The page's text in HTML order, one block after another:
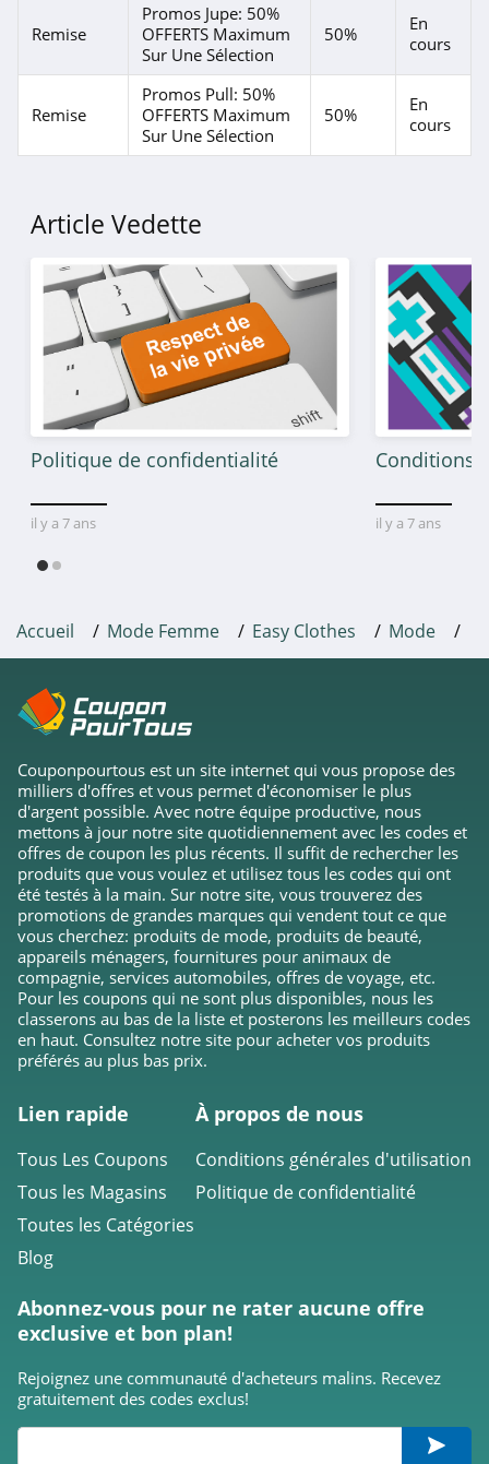
Remise
Promos Jupe: 50%
OFFERTS Maximum
Sur Une Sélection
50%
En
cours
Remise
Promos Pull: 50%
OFFERTS Maximum
Sur Une Sélection
50%
En
cours
Article Vedette
Politique de confidentialité
il y a 7 ans
Conditions
il y a 7 ans
Accueil Mode Femme Easy Clothes Mode
Couponpourtous est un site internet qui vous propose des
milliers d'offres et vous permet d'économiser le plus
d'argent possible. Avec notre équipe productive, nous
mettons à jour notre site quotidiennement avec les codes et
offres de coupon les plus récents. Il suffit de rechercher les
produits que vous voulez et utilisez tous les codes qui ont
été testés à la main. Sur notre site, vous trouverez des
promotions de grandes marques qui vendent tout ce que
vous cherchez: produits de mode, produits de beauté,
appareils ménagers, fournitures pour animaux de
compagnie, services automobiles, offres de voyage, etc.
Pour les coupons qui ne sont plus disponibles, nous les
classerons au bas de la liste et posterons les meilleurs codes
en haut. Consultez notre site pour acheter vos produits
préférés au plus bas prix.
Lien rapide
Tous Les Coupons
Tous les Magasins
Toutes les Catégories
Blog
À propos de nous
Conditions générales d'utilisation
Politique de confidentialité
Abonnez-vous pour ne rater aucune offre
exclusive et bon plan!
Rejoignez une communauté d'acheteurs malins. Recevez
gratuitement des codes exclus!